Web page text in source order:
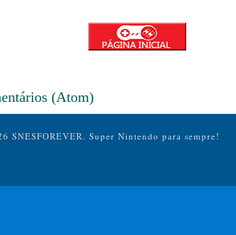
(Atom)
SNESFOREVER. Super Nintendo para sempre!